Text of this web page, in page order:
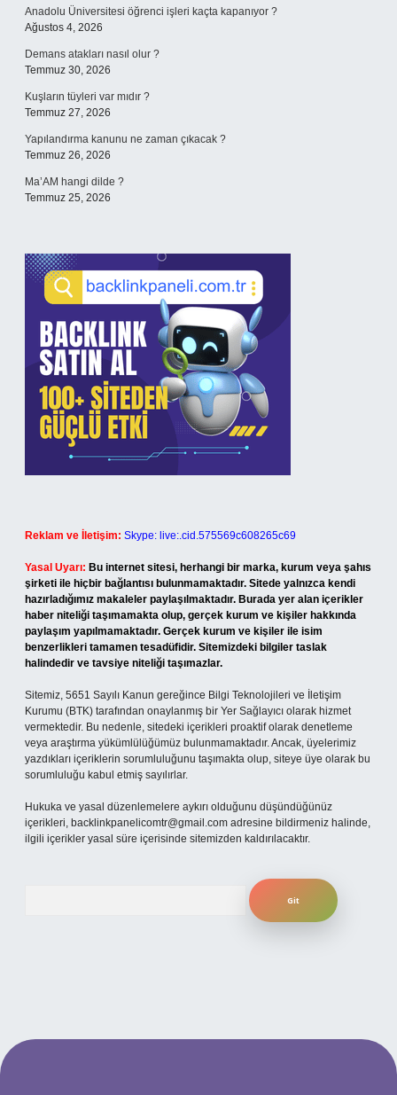
Anadolu Üniversitesi öğrenci işleri kaçta kapanıyor ?
Ağustos 4, 2026
Demans atakları nasıl olur ?
Temmuz 30, 2026
Kuşların tüyleri var mıdır ?
Temmuz 27, 2026
Yapılandırma kanunu ne zaman çıkacak ?
Temmuz 26, 2026
Ma’AM hangi dilde ?
Temmuz 25, 2026
Reklam ve İletişim: Skype: live:.cid.575569c608265c69
Yasal Uyarı: Bu internet sitesi, herhangi bir marka, kurum veya şahıs
şirketi ile hiçbir bağlantısı bulunmamaktadır. Sitede yalnızca kendi
hazırladığımız makaleler paylaşılmaktadır. Burada yer alan içerikler
haber niteliği taşımamakta olup, gerçek kurum ve kişiler hakkında
paylaşım yapılmamaktadır. Gerçek kurum ve kişiler ile isim
benzerlikleri tamamen tesadüfidir. Sitemizdeki bilgiler taslak
halindedir ve tavsiye niteliği taşımazlar.
Sitemiz, 5651 Sayılı Kanun gereğince Bilgi Teknolojileri ve İletişim
Kurumu (BTK) tarafından onaylanmış bir Yer Sağlayıcı olarak hizmet
vermektedir. Bu nedenle, sitedeki içerikleri proaktif olarak denetleme
veya araştırma yükümlülüğümüz bulunmamaktadır. Ancak, üyelerimiz
yazdıkları içeriklerin sorumluluğunu taşımakta olup, siteye üye olarak bu
sorumluluğu kabul etmiş sayılırlar.
Hukuka ve yasal düzenlemelere aykırı olduğunu düşündüğünüz
içerikleri, backlinkpanelicomtr@gmail.com adresine bildirmeniz halinde,
ilgili içerikler yasal süre içerisinde sitemizden kaldırılacaktır.